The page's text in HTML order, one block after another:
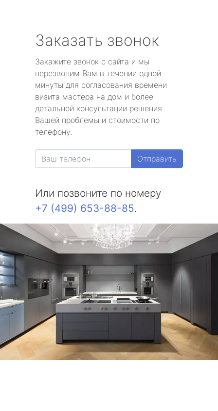
Заказать звонок
Закажите звонок с сайта и мы
перезвоним Вам в течении одной
минуты для согласования времени
визита мастера на дом и более
детальной консультации решения
Вашей проблемы и стоимости по
телефону.
Отправить
Или позвоните по номеру
+7 (499) 653-88-85.